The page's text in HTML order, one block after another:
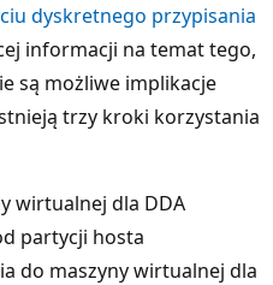
dyskretnego przypisania
informacji na temat tego,
są możliwe implikacje
trzy kroki korzystania
wirtualnej dla DDA
partycji hosta
do maszyny wirtualnej dla